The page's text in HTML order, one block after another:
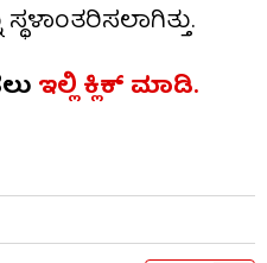
ಇಲ್ಲಿ ಕ್ಲಿಕ್​​ ಮಾಡಿ.